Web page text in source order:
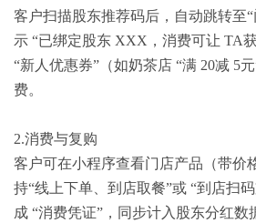
客户扫描股东推荐码后，自动跳转至
示 “已绑定股东 XXX，消费可让 TA
“新人优惠券”（如奶茶店 “满 20减 5
费。
2.消费与复购
客户可在小程序查看门店产品（带价
持“线上下单、到店取餐”或 “到店扫
成 “消费凭证”，同步计入股东分红数